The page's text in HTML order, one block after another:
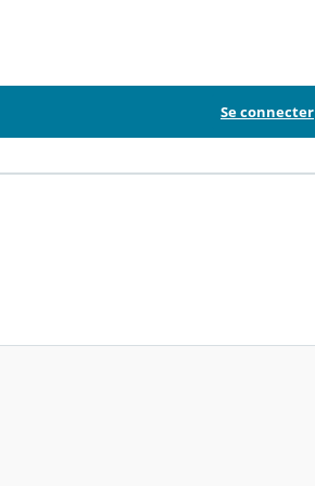
Se connecter